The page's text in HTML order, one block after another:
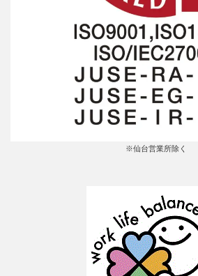
※仙台営業所除く